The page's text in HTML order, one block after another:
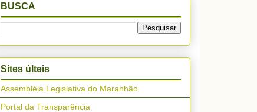
BUSCA
Sites últeis
Assembléia Legislativa do Maranhão
Portal da Transparência